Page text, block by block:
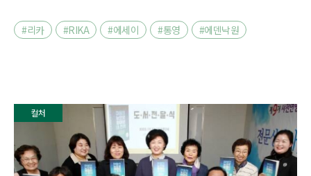
#리카 #RIKA #에세이 #통영 #에덴낙원
컬처